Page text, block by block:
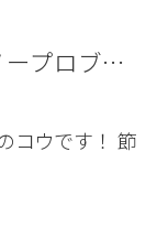
プロブレム？ノープロブレム！
コウです！ 節